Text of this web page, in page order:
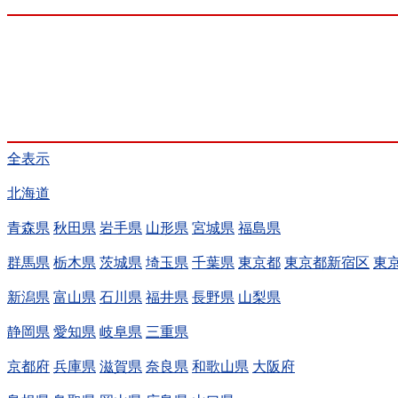
全表示
北海道
青森県 秋田県 岩手県 山形県 宮城県 福島県
群馬県 栃木県 茨城県 埼玉県 千葉県 東京都 東京都新宿区 東
新潟県 富山県 石川県 福井県 長野県 山梨県
静岡県 愛知県 岐阜県 三重県
京都府 兵庫県 滋賀県 奈良県 和歌山県 大阪府